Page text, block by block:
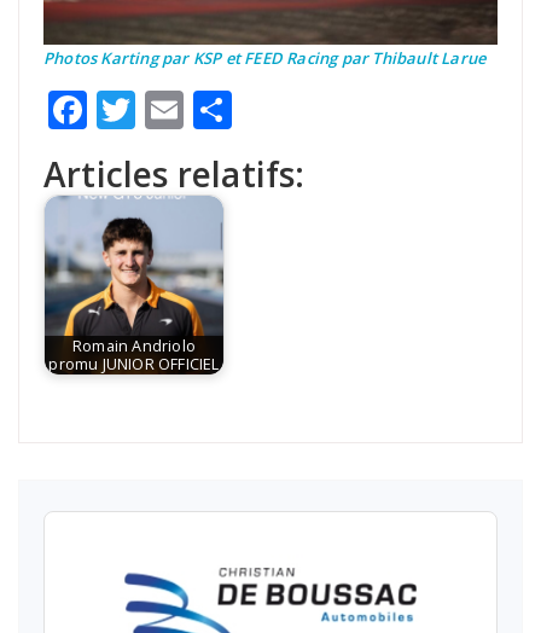
Photos Karting par KSP et FEED Racing par Thibault Larue
Facebook
Twitter
Email
Articles relatifs:
Romain Andriolo
promu JUNIOR OFFICIEL